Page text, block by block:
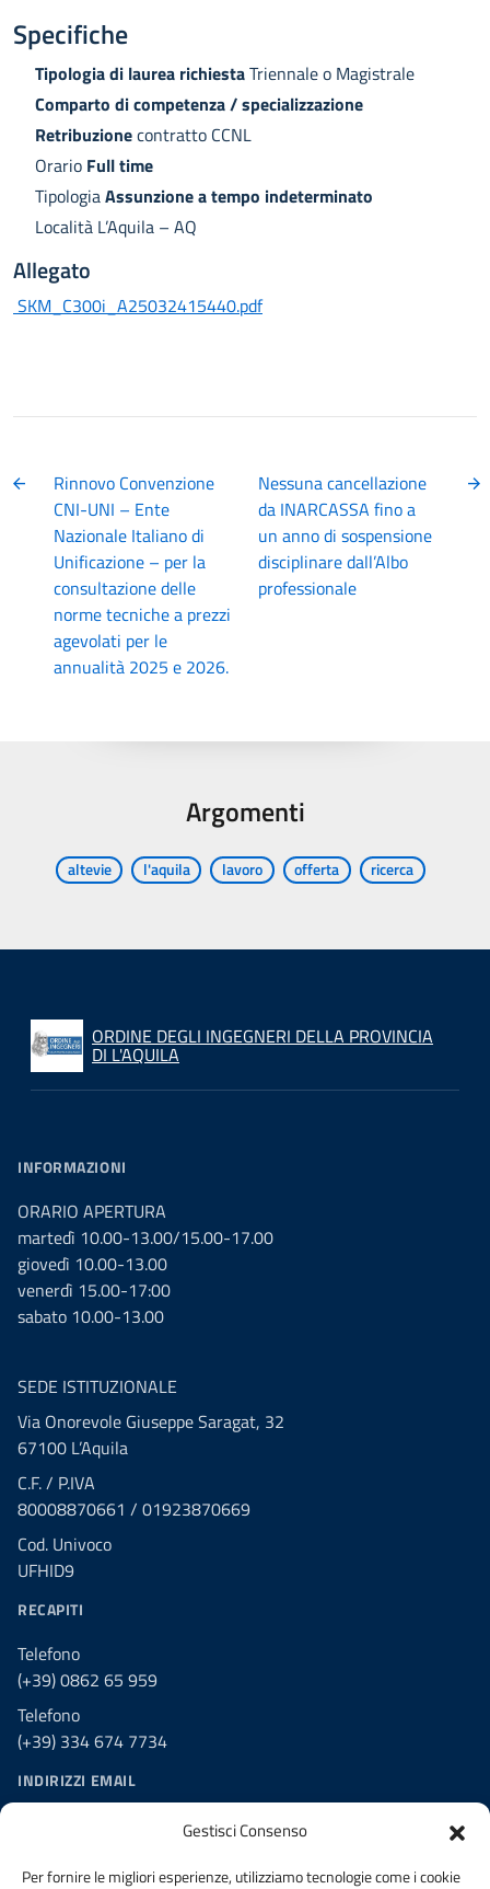
Gestisci Consenso
Per fornire le migliori esperienze, utilizziamo tecnologie come i cookie
Specifiche
Tipologia di laurea richiestaTriennale o Magistrale
Comparto di competenza / specializzazione
Retribuzionecontratto CCNL
Orario Full time
TipologiaAssunzione a tempo indeterminato
Località L’Aquila – AQ
Allegato
SKM_C300i_A25032415440.pdf
Rinnovo Convenzione
CNI-UNI – Ente
Nazionale Italiano di
Unificazione – per la
consultazione delle
norme tecniche a prezzi
agevolati per le
annualità 2025 e 2026.
Nessuna cancellazione
da INARCASSA fino a
un anno di sospensione
disciplinare dall’Albo
professionale
Argomenti
altevie l'aquila lavoro offerta ricerca
ORDINE DEGLI INGEGNERI DELLA PROVINCIA
DI L'AQUILA
INFORMAZIONI
ORARIO APERTURA
martedì 10.00-13.00/15.00-17.00
giovedì 10.00-13.00
venerdì 15.00-17:00
sabato 10.00-13.00
SEDE ISTITUZIONALE
Via Onorevole Giuseppe Saragat, 32
67100 L’Aquila
C.F. / P.IVA
80008870661 / 01923870669
Cod. Univoco
UFHID9
RECAPITI
Telefono
(+39) 0862 65 959
Telefono
(+39) 334 674 7734
INDIRIZZI EMAIL
PEO segreteria@laquila.ordingegneri.it